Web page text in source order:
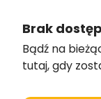
Brak
Bądź na
tutaj, gdy